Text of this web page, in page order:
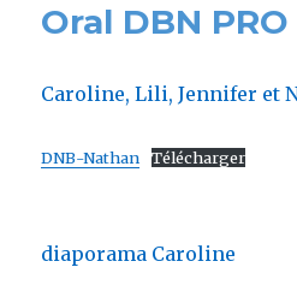
Oral DBN
Caroline, Lili, Jennifer et
DNB-Nathan Télécharger
diaporama Caroline